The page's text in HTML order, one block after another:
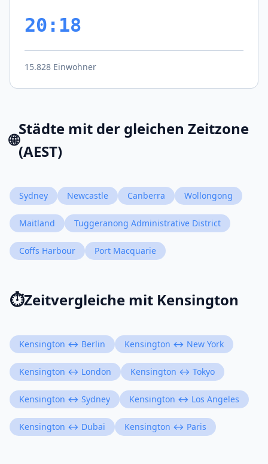
20:18
15.828 Einwohner
🌐
Städte mit der gleichen Zeitzone
(AEST)
Sydney Newcastle Canberra Wollongong
Maitland Tuggeranong Administrative District
Coffs Harbour Port Macquarie
⏱️Zeitvergleiche mit Kensington
Kensington ↔ Berlin Kensington ↔ New York
Kensington ↔ London Kensington ↔ Tokyo
Kensington ↔ Sydney Kensington ↔ Los Angeles
Kensington ↔ Dubai Kensington ↔ Paris